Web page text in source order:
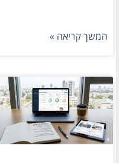
המשך קריאה »